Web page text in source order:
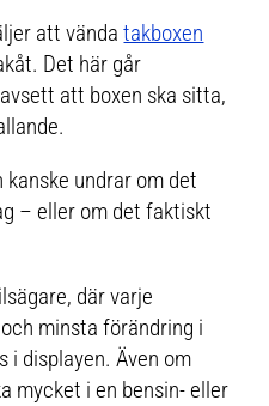
att vändatakboxen
Det här går
att boxen ska sitta,
undrar om det
– eller om det faktiskt
där varje
minsta förändring i
i displayen. Även om
mycket i en bensin- eller